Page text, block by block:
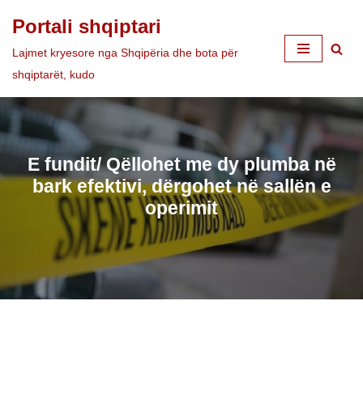
Skip
to
Portali shqiptari
Lajmet kryesore nga Shqipëria dhe bota për
shqiptarët, kudo
E fundit/ Qëllohet me dy plumba në
bark efektivi, dërgohet në sallën e
operimit